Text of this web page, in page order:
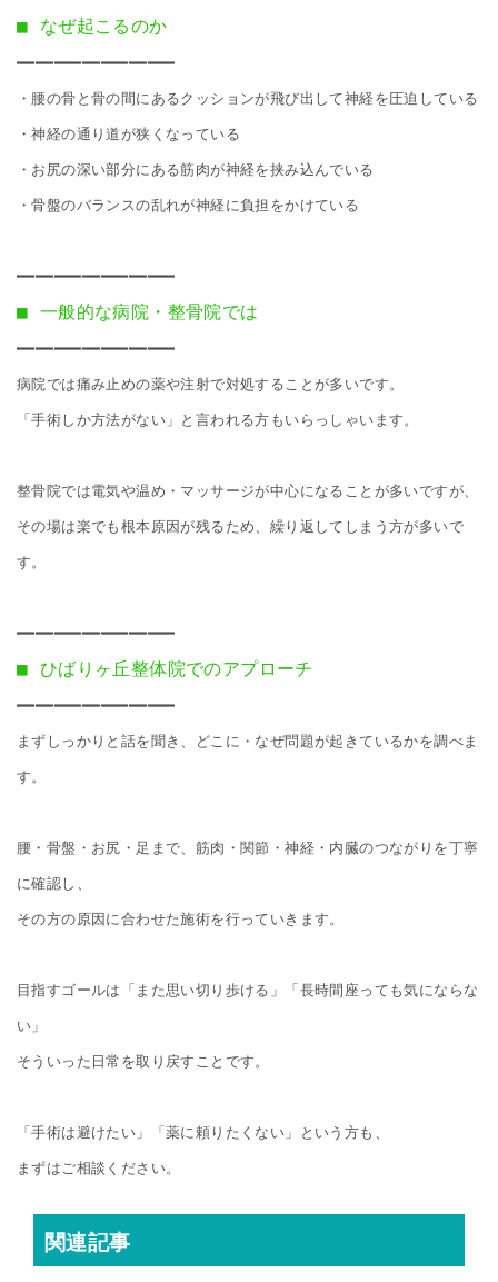
■ なぜ起こるのか
━━━━━━━━━━━━━━━━━
・腰の骨と骨の間にあるクッションが飛び出して神経を圧迫している
・神経の通り道が狭くなっている
・お尻の深い部分にある筋肉が神経を挟み込んでいる
・骨盤のバランスの乱れが神経に負担をかけている
■ 一般的な病院・整骨院では
━━━━━━━━━━━━━━━━━
病院では痛み止めの薬や注射で対処することが多いです。
「手術しか方法がない」と言われる方もいらっしゃいます。
整骨院では電気や温め・マッサージが中心になることが多いですが、
その場は楽でも根本原因が残るため、繰り返してしまう方が多いで
す。
■ ひばりヶ丘整体院でのアプローチ
━━━━━━━━━━━━━━━━━
まずしっかりと話を聞き、どこに・なぜ問題が起きているかを調べま
す。
腰・骨盤・お尻・足まで、筋肉・関節・神経・内臓のつながりを丁寧
に確認し、
その方の原因に合わせた施術を行っていきます。
目指すゴールは「また思い切り歩ける」「長時間座っても気にならな
い」
そういった日常を取り戻すことです。
「手術は避けたい」「薬に頼りたくない」という方も、
まずはご相談ください。
関連記事